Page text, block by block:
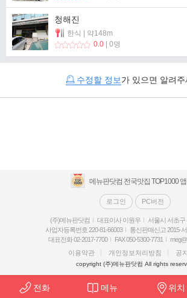
전화 메뉴 위치
청해진
한식 | 약148m
0.0 | 0명
수정할 정보가 있으면 알려주
메뉴판닷컴 전국맛집 TOP1000 앱
로그인 PC버전
(주)메뉴판닷컴 대표이사 이원우
서울시 서초구
사업자등록번호 220-81-66003
통신판매신고 2015-
대표전화 02-2017-7700
FAX 050-5300-7731
이용약관
개인정보처리방침 공
copyright (주)메뉴판닷컴 All rights